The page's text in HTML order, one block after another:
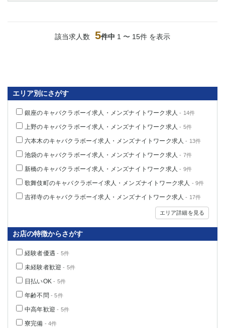
該当求人数 5件中 1 〜 15件 を表示
エリア別にさがす
銀座のキャバクラボーイ求人・メンズナイトワーク求人 - 14件
上野のキャバクラボーイ求人・メンズナイトワーク求人 - 5件
六本木のキャバクラボーイ求人・メンズナイトワーク求人 - 13件
池袋のキャバクラボーイ求人・メンズナイトワーク求人 - 7件
新橋のキャバクラボーイ求人・メンズナイトワーク求人 - 9件
歌舞伎町のキャバクラボーイ求人・メンズナイトワーク求人 - 9件
吉祥寺のキャバクラボーイ求人・メンズナイトワーク求人 - 17件
エリア詳細を見る
お店の特徴からさがす
経験者優遇 - 5件
未経験者歓迎 - 5件
日払いOK - 5件
年齢不問 - 5件
中高年歓迎 - 5件
寮完備 - 4件